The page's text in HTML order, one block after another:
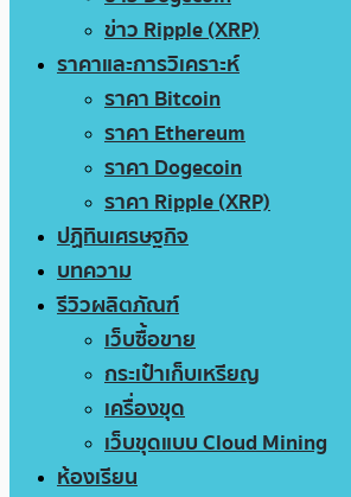
ข่าว Ripple (XRP)
ราคาและการวิเคราะห์
ราคา Bitcoin
ราคา Ethereum
ราคา Dogecoin
ราคา Ripple (XRP)
ปฏิทินเศรษฐกิจ
บทความ
รีวิวผลิตภัณฑ์
เว็บซื้อขาย
กระเป๋าเก็บเหรียญ
เครื่องขุด
เว็บขุดแบบ Cloud Mining
ห้องเรียน